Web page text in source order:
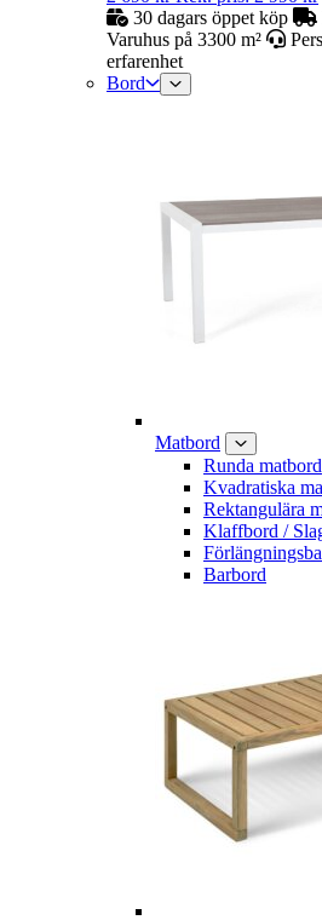
30 dagars öppet köp
Varuhus på 3300 m²
erfarenhet
Bord
Matbord
Runda matbord
Kvadratiska
Rektangulära
Klaffbord /
Barbord